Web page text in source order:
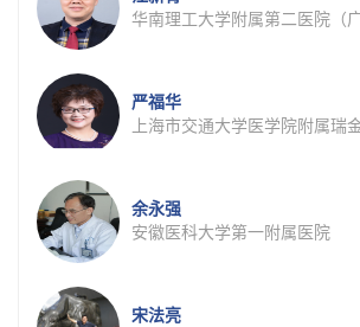
华南理工大学附属第二医院（
严福华
上海市交通大学医学院附属瑞
余永强
安徽医科大学第一附属医院
宋法亮